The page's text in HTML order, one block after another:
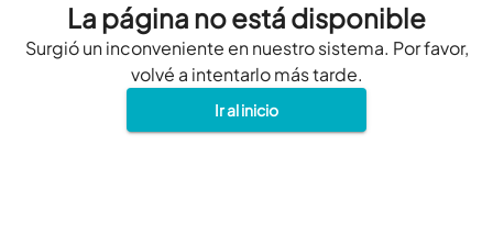
La página no está disponible
Surgió un inconveniente en nuestro sistema. Por favor,
volvé a intentarlo más tarde.
Ir al inicio